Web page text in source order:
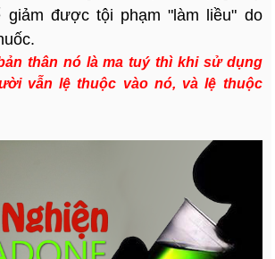
giảm được tội phạm "làm liều" do
thân nó là ma tuý thì khi sử dụng
vẫn lệ thuộc vào nó, và lệ thuộc